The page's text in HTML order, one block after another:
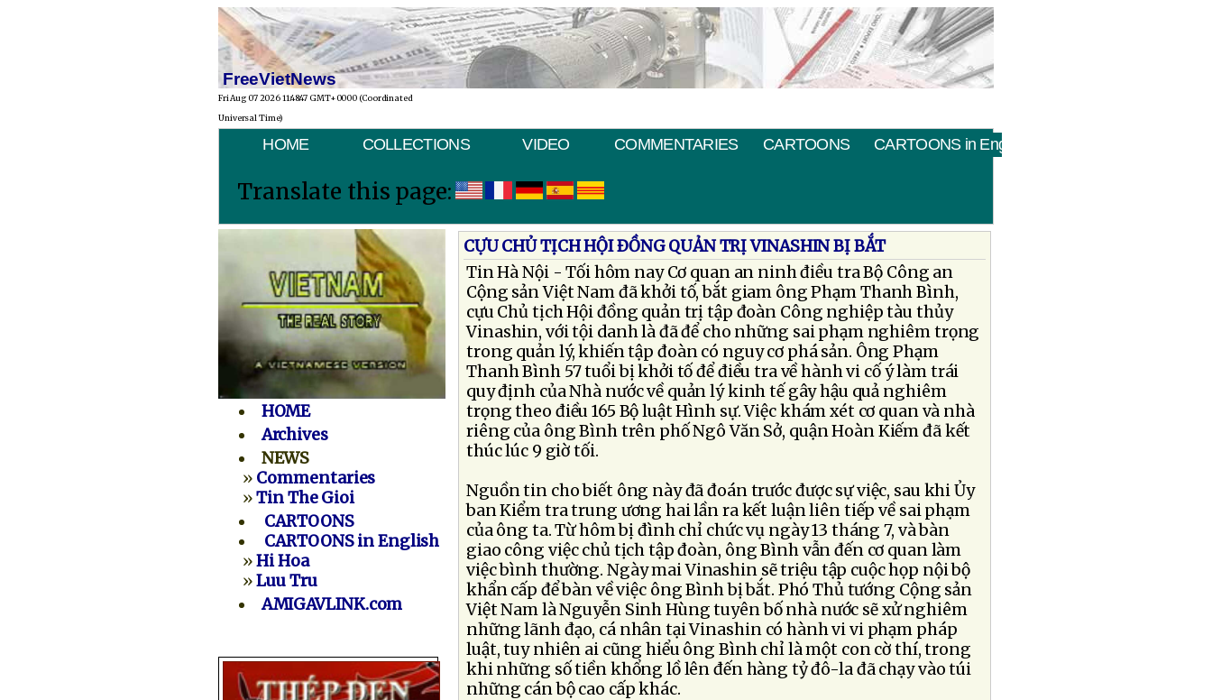
FreeVietNews
Fri Aug 07 2026 11:48:47 GMT+0000 (Coordinated
Universal Time)
HOME COLLECTIONS VIDEO COMMENTARIES CARTOONS CARTOONS in English
Translate this page:
HOME
Archives
NEWS
» Commentaries
»Tin The Gioi
CARTOONS
CARTOONS in English
»Hi Hoa
»Luu Tru
AMIGAVLINK.com
CỰU CHỦ TỊCH HỘI ÐỒNG QUẢN TRỊ VINASHIN BỊ BẮT
Tin Hà Nội - Tối hôm nay Cơ quan an ninh điều tra Bộ Công an
Cộng sản Việt Nam đã khởi tố, bắt giam ông Phạm Thanh Bình,
cựu Chủ tịch Hội đồng quản trị tập đoàn Công nghiệp tàu thủy
Vinashin, với tội danh là đã để cho những sai phạm nghiêm trọng
trong quản lý, khiến tập đoàn có nguy cơ phá sản. Ông Phạm
Thanh Bình 57 tuổi bị khởi tố để điều tra về hành vi cố ý làm trái
quy định của Nhà nước về quản lý kinh tế gây hậu quả nghiêm
trọng theo điều 165 Bộ luật Hình sự. Việc khám xét cơ quan và nhà
riêng của ông Bình trên phố Ngô Văn Sở, quận Hoàn Kiếm đã kết
thúc lúc 9 giờ tối.
Nguồn tin cho biết ông này đã đoán trước được sự việc, sau khi Ủy
ban Kiểm tra trung ương hai lần ra kết luận liên tiếp về sai phạm
của ông ta. Từ hôm bị đình chỉ chức vụ ngày 13 tháng 7, và bàn
giao công việc chủ tịch tập đoàn, ông Bình vẫn đến cơ quan làm
việc bình thường. Ngày mai Vinashin sẽ triệu tập cuộc họp nội bộ
khẩn cấp để bàn về việc ông Bình bị bắt. Phó Thủ tướng Cộng sản
Việt Nam là Nguyễn Sinh Hùng tuyên bố nhà nước sẽ xử nghiêm
những lãnh đạo, cá nhân tại Vinashin có hành vi vi phạm pháp
luật, tuy nhiên ai cũng hiểu ông Bình chỉ là một con cờ thí, trong
khi những số tiền khổng lồ lên đến hàng tỷ đô-la đã chạy vào túi
những cán bộ cao cấp khác.